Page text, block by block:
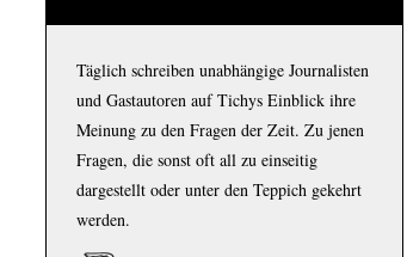
Täglich schreiben unabhängige Journalisten
und Gastautoren auf Tichys Einblick ihre
Meinung zu den Fragen der Zeit. Zu jenen
Fragen, die sonst oft all zu einseitig
dargestellt oder unter den Teppich gekehrt
werden.